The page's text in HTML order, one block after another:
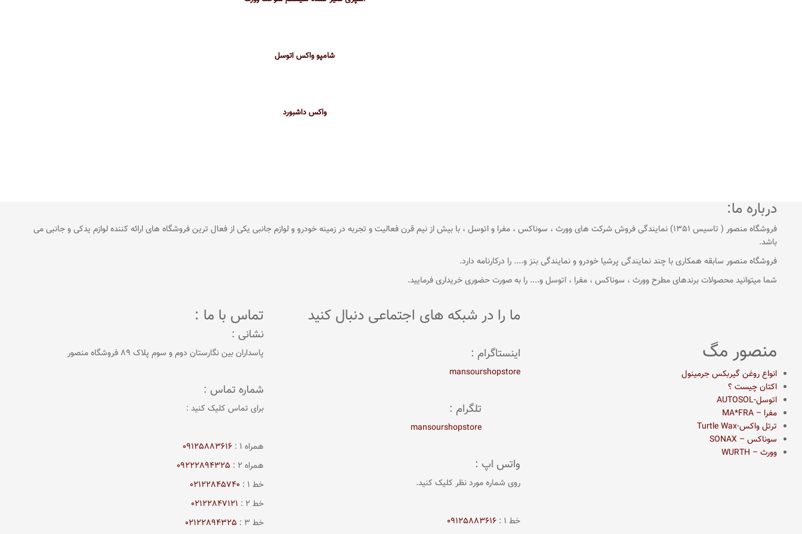
شامپو واکس اتوسل
واکس داشبورد
درباره ما:
فروشگاه منصور ( تاسیس 1351) نمایندگی فروش شرکت های وورث ، سوناکس ، مفرا و اتوسل ، با بیش از نیم قرن فعالیت و تجربه در زمینه خودرو و لوازم جانبی یکی از فعال ترین فروشگاه های ارائه کننده لوازم یدکی و جانبی می
باشد.
فروشگاه منصور سابقه همکاری با چند نمایندگی پرشیا خودرو و نمایندگی بنز و.... را درکارنامه دارد.
شما میتوانید محصولات برندهای مطرح وورث ، سوناکس ، مفرا ، اتوسل و.... را به صورت حضوری خریداری فرمایید.
منصور مگ
انواع روغن گیربکس جرمینول
اکتان چیست ؟
اتوسل-AUTOSOL
مفرا – MA*FRA
ترتل واکس-Turtle Wax
سوناکس – SONAX
وورث – WURTH
ما را در شبکه های اجتماعی دنبال کنید
اینستاگرام :
mansourshopstore
تلگرام :
mansourshopstore
واتس اپ :
روی شماره مورد نظر کلیک کنید.
خط 1 : 09125883616
تماس با ما :
نشانی :
پاسداران بین نگارستان دوم و سوم پلاک 89 فروشگاه منصور
شماره تماس :
برای تماس کلیک کنید :
همراه 1 :
09125883616
همراه 2 :
09222894325
خط 1 :
02122845740
خط 2 :
02122847121
خط 3 :
02122894325